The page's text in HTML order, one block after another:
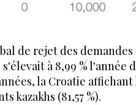
de rejet des
s'élevait à 8,99 %
la Croatie
kazakhs (81,57 %).